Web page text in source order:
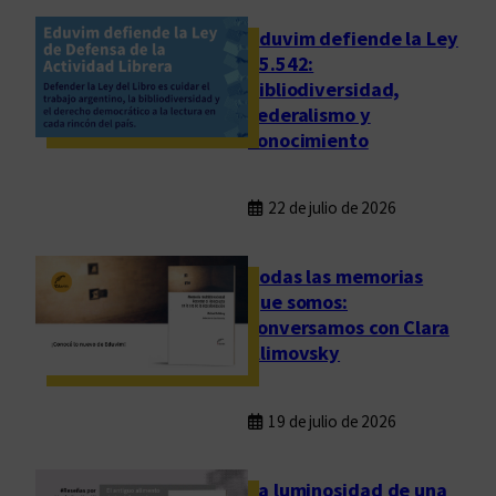
Eduvim defiende la Ley
25.542:
bibliodiversidad,
federalismo y
conocimiento
22 de julio de 2026
Todas las memorias
que somos:
conversamos con Clara
Klimovsky
19 de julio de 2026
La luminosidad de una